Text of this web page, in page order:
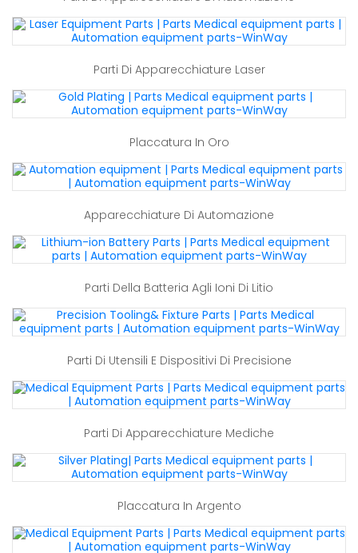
Parti Di Apparecchiature Laser
Placcatura In Oro
Apparecchiature Di Automazione
Parti Della Batteria Agli Ioni Di Litio
Parti Di Utensili E Dispositivi Di Precisione
Parti Di Apparecchiature Mediche
Placcatura In Argento